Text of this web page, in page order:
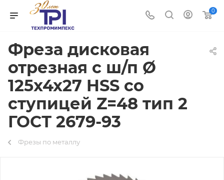
0
Фреза дисковая
отрезная с ш/п Ø
125х4х27 HSS со
ступицей Z=48 тип 2
ГОСТ 2679-93
Фрезы по металлу